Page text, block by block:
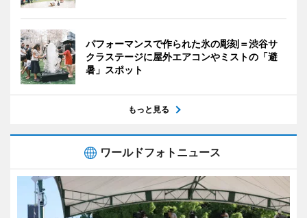
パフォーマンスで作られた氷の彫刻＝渋谷サ
クラステージに屋外エアコンやミストの「避
暑」スポット
もっと見る
ワールドフォトニュース